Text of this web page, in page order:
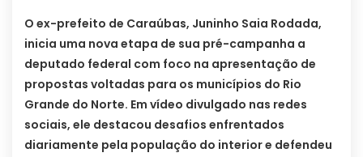
O ex-prefeito de Caraúbas, Juninho Saia Rodada,
inicia uma nova etapa de sua pré-campanha a
deputado federal com foco na apresentação de
propostas voltadas para os municípios do Rio
Grande do Norte. Em vídeo divulgado nas redes
sociais, ele destacou desafios enfrentados
diariamente pela população do interior e defendeu